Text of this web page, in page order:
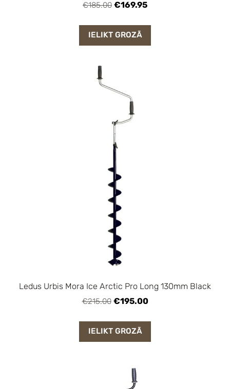
€185.00 €169.95
IELIKT GROZĀ
Ledus Urbis Mora Ice Arctic Pro Long 130mm Black
€215.00 €195.00
IELIKT GROZĀ